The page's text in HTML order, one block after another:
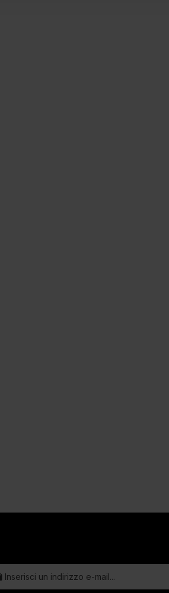
e-mail*